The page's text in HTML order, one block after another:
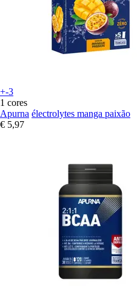
+-3
1 cores
Apurna électrolytes manga paixão
€ 5,97